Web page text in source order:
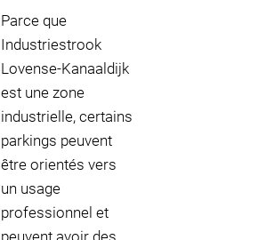
Parce que
Industriestrook
Lovense-Kanaaldijk
est une zone
industrielle, certains
parkings peuvent
être orientés vers
un usage
professionnel et